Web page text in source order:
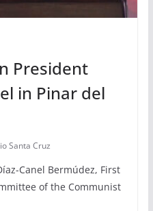
President
in Pinar del
Santa Cruz
Canel Bermúdez, First
of the Communist